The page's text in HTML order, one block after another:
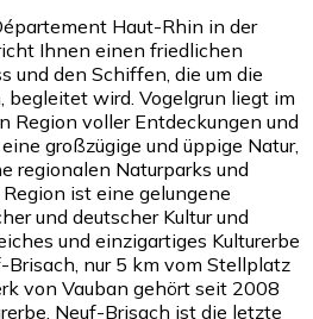
Haut-Rhin in der
Ihnen einen friedlichen
und den Schiffen, die um die
begleitet wird. Vogelgrun liegt im
Region voller Entdeckungen und
großzügige und üppige Natur,
regionalen Naturparks und
ist eine gelungene
und deutscher Kultur und
und einzigartiges Kulturerbe
Brisach, nur 5 km vom Stellplatz
von Vauban gehört seit 2008
Neuf-Brisach ist die letzte